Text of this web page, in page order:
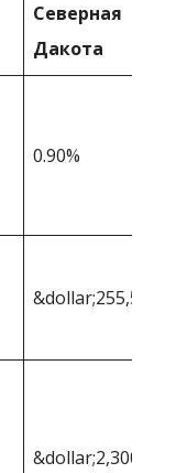
Северная
Дакота
0.90%
&dollar;255,551
&dollar;2,300